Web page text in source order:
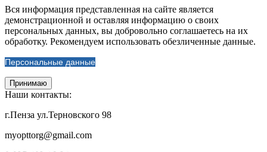
Вся информация представленная на сайте является
демонстрационной и оставляя информацию о своих
персональных данных, вы добровольно соглашаетесь на их
обработку. Рекомендуем использовать обезличенные данные.
Персональные данные
Принимаю
Наши контакты:
г.Пенза ул.Терновского 98
myopttorg@gmail.com